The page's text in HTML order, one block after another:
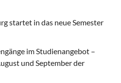
startet in das neue Semester
im Studienangebot –
und September der